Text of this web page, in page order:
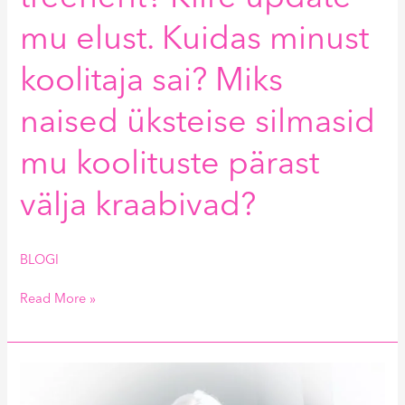
mu elust. Kuidas minust
koolitaja sai? Miks
naised üksteise silmasid
mu koolituste pärast
välja kraabivad?
BLOGI
Read More »